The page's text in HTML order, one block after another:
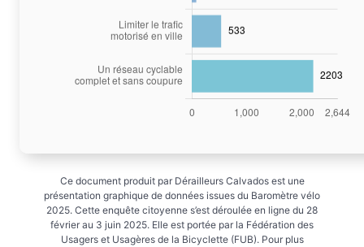
Ce document produit par Dérailleurs Calvados est une
présentation graphique de données issues du Baromètre vélo
2025. Cette enquête citoyenne s’est déroulée en ligne du 28
février au 3 juin 2025. Elle est portée par la Fédération des
Usagers et Usagères de la Bicyclette (FUB). Pour plus